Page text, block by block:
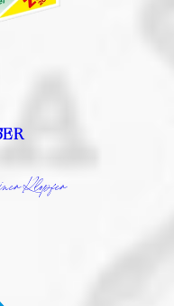
Klopfer